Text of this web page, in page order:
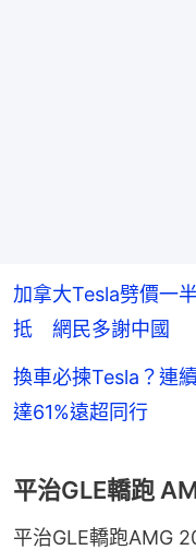
加拿大Tesla劈價一
抵 網民多謝中國
換車必揀Tesla？連
達61%遠超同行
平治GLE轎跑
平治GLE轎跑AMG